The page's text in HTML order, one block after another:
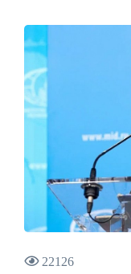
22126